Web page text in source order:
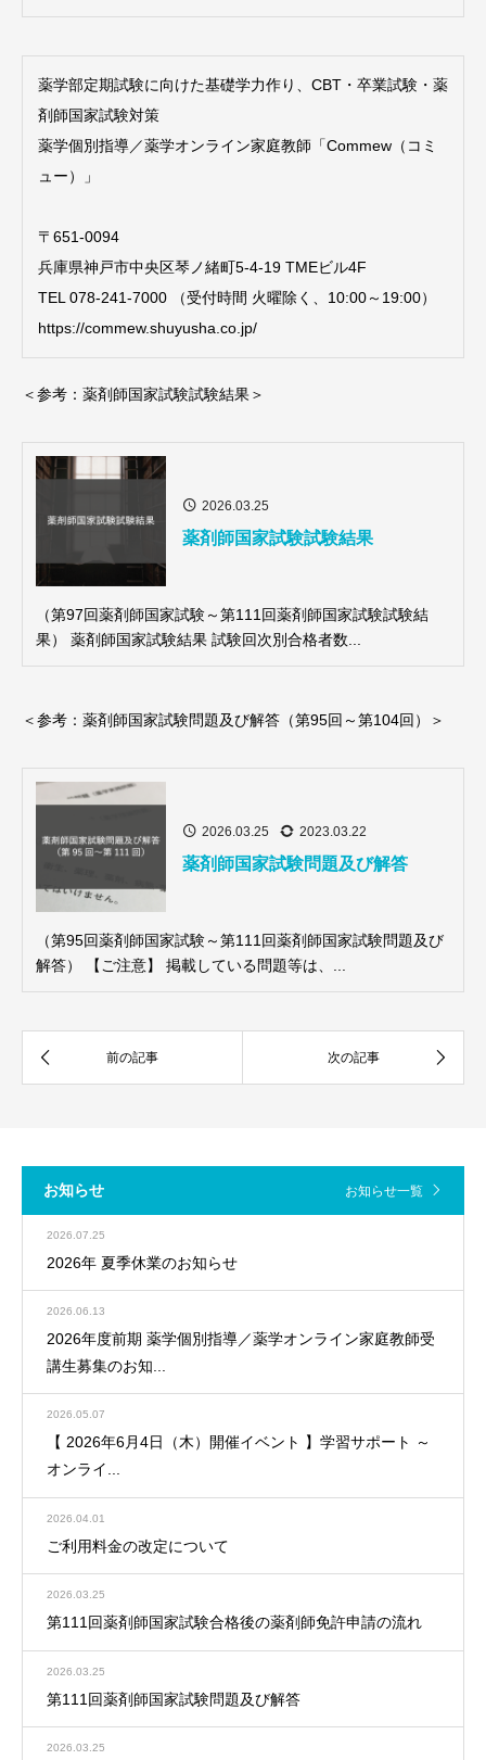
薬学部定期試験に向けた基礎学力作り、CBT・卒業試験・薬
剤師国家試験対策
薬学個別指導／薬学オンライン家庭教師「Commew（コミ
ュー）」
〒651-0094
兵庫県神戸市中央区琴ノ緒町5-4-19 TMEビル4F
TEL 078-241-7000 （受付時間 火曜除く、10:00～19:00）
https://commew.shuyusha.co.jp/
＜参考：薬剤師国家試験試験結果＞
2026.03.25
薬剤師国家試験試験結果
（第97回薬剤師国家試験～第111回薬剤師国家試験試験結
果） 薬剤師国家試験結果 試験回次別合格者数...
＜参考：薬剤師国家試験問題及び解答（第95回～第104回）＞
2026.03.25 2023.03.22
薬剤師国家試験問題及び解答
（第95回薬剤師国家試験～第111回薬剤師国家試験問題及び
解答） 【ご注意】 掲載している問題等は、...
お知らせ お知らせ一覧
2026.07.25
2026年 夏季休業のお知らせ
2026.06.13
2026年度前期 薬学個別指導／薬学オンライン家庭教師受
講生募集のお知...
2026.05.07
【 2026年6月4日（木）開催イベント 】学習サポート ～
オンライ...
2026.04.01
ご利用料金の改定について
2026.03.25
第111回薬剤師国家試験合格後の薬剤師免許申請の流れ
2026.03.25
第111回薬剤師国家試験問題及び解答
2026.03.25